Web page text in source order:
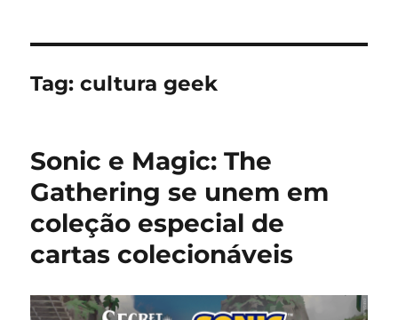
Tag:cultura geek
Sonic e Magic: The
Gathering se unem em
coleção especial de
cartas colecionáveis